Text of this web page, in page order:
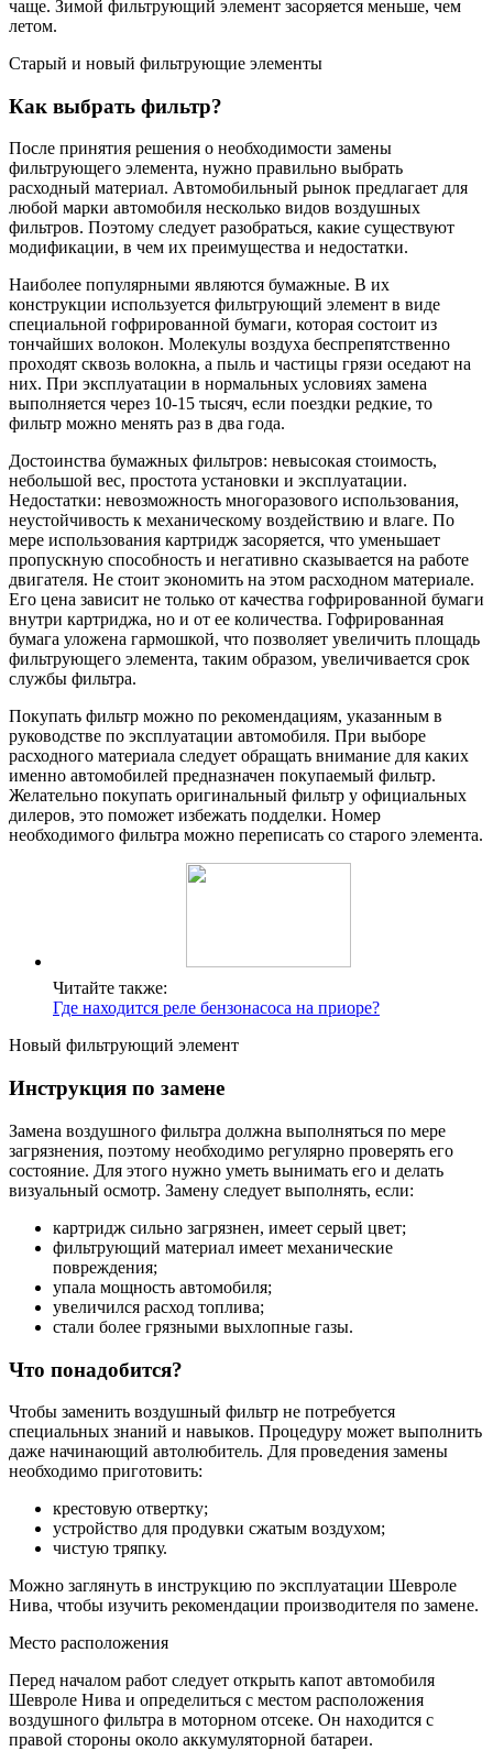
чаще. Зимой фильтрующий элемент засоряется меньше, чем
летом.
Старый и новый фильтрующие элементы
Как выбрать фильтр?
После принятия решения о необходимости замены
фильтрующего элемента, нужно правильно выбрать
расходный материал. Автомобильный рынок предлагает для
любой марки автомобиля несколько видов воздушных
фильтров. Поэтому следует разобраться, какие существуют
модификации, в чем их преимущества и недостатки.
Наиболее популярными являются бумажные. В их
конструкции используется фильтрующий элемент в виде
специальной гофрированной бумаги, которая состоит из
тончайших волокон. Молекулы воздуха беспрепятственно
проходят сквозь волокна, а пыль и частицы грязи оседают на
них. При эксплуатации в нормальных условиях замена
выполняется через 10-15 тысяч, если поездки редкие, то
фильтр можно менять раз в два года.
Достоинства бумажных фильтров: невысокая стоимость,
небольшой вес, простота установки и эксплуатации.
Недостатки: невозможность многоразового использования,
неустойчивость к механическому воздействию и влаге. По
мере использования картридж засоряется, что уменьшает
пропускную способность и негативно сказывается на работе
двигателя. Не стоит экономить на этом расходном материале.
Его цена зависит не только от качества гофрированной бумаги
внутри картриджа, но и от ее количества. Гофрированная
бумага уложена гармошкой, что позволяет увеличить площадь
фильтрующего элемента, таким образом, увеличивается срок
службы фильтра.
Покупать фильтр можно по рекомендациям, указанным в
руководстве по эксплуатации автомобиля. При выборе
расходного материала следует обращать внимание для каких
именно автомобилей предназначен покупаемый фильтр.
Желательно покупать оригинальный фильтр у официальных
дилеров, это поможет избежать подделки. Номер
необходимого фильтра можно переписать со старого элемента.
Читайте также:
Где находится реле бензонасоса на приоре?
Новый фильтрующий элемент
Инструкция по замене
Замена воздушного фильтра должна выполняться по мере
загрязнения, поэтому необходимо регулярно проверять его
состояние. Для этого нужно уметь вынимать его и делать
визуальный осмотр. Замену следует выполнять, если:
картридж сильно загрязнен, имеет серый цвет;
фильтрующий материал имеет механические
повреждения;
упала мощность автомобиля;
увеличился расход топлива;
стали более грязными выхлопные газы.
Что понадобится?
Чтобы заменить воздушный фильтр не потребуется
специальных знаний и навыков. Процедуру может выполнить
даже начинающий автолюбитель. Для проведения замены
необходимо приготовить:
крестовую отвертку;
устройство для продувки сжатым воздухом;
чистую тряпку.
Можно заглянуть в инструкцию по эксплуатации Шевроле
Нива, чтобы изучить рекомендации производителя по замене.
Место расположения
Перед началом работ следует открыть капот автомобиля
Шевроле Нива и определиться с местом расположения
воздушного фильтра в моторном отсеке. Он находится с
правой стороны около аккумуляторной батареи.